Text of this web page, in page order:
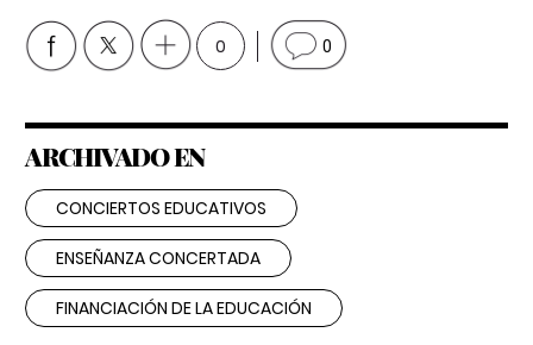
0 0
ARCHIVADO EN
CONCIERTOS EDUCATIVOS
ENSEÑANZA CONCERTADA
FINANCIACIÓN DE LA EDUCACIÓN